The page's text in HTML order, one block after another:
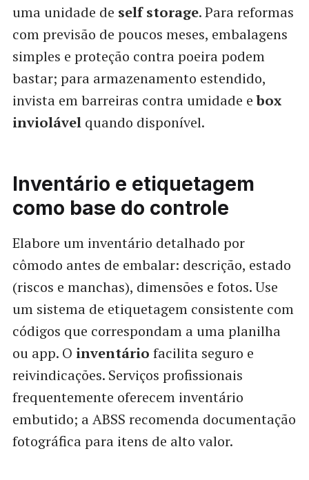
uma unidade de self storage. Para reformas
com previsão de poucos meses, embalagens
simples e proteção contra poeira podem
bastar; para armazenamento estendido,
invista em barreiras contra umidade ebox
inviolávelquando disponível.
Inventário e etiquetagem
como base do controle
Elabore um inventário detalhado por
cômodo antes de embalar: descrição, estado
(riscos e manchas), dimensões e fotos. Use
um sistema de etiquetagem consistente com
códigos que correspondam a uma planilha
ou app. O inventário facilita seguro e
reivindicações. Serviços profissionais
frequentemente oferecem inventário
embutido; a ABSS recomenda documentação
fotográfica para itens de alto valor.